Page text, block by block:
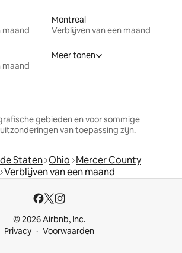
maand
Montreal
Verblijven van een maand
maand
Meer tonen
gebieden en voor sommige
van toepassing zijn.
Staten Ohio Mercer County
Verblijven van een maand
© 2026 Airbnb, Inc.
Privacy
Voorwaarden